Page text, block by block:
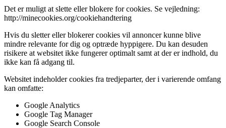
Det er muligt at slette eller blokere for cookies. Se vejledning:
http://minecookies.org/cookiehandtering
Hvis du sletter eller blokerer cookies vil annoncer kunne blive
mindre relevante for dig og optræde hyppigere. Du kan desuden
risikere at websitet ikke fungerer optimalt samt at der er indhold, du
ikke kan få adgang til.
Websitet indeholder cookies fra tredjeparter, der i varierende omfang
kan omfatte:
Google Analytics
Google Tag Manager
Google Search Console